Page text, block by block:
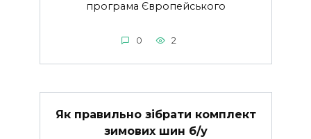
програма Європейського
0 2
Як правильно зібрати комплект
зимових шин б/у